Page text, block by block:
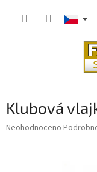
Klubová
Průměrné
Neohodnoceno